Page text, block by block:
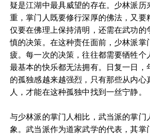
疑是江湖中最具威望的存在。少林派历
重，掌门人既要修行深厚的佛法，又要
仅要在佛理上保持清明，还需在武功的
慎的决策。在这种责任面前，少林派掌
疲。每一次的决策，往往都需要牺牲个
最基本的快乐都无法拥有。日复一日，
的孤独感越来越强烈，只有那些从内心
人，才能在这种孤独中找到一丝宁静。
与少林派的掌门人相比，武当派的掌门
象。武当派作为道家武学的代表，其掌